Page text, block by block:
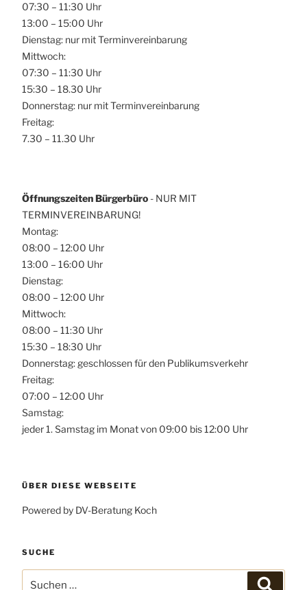
07:30 – 11:30 Uhr
13:00 – 15:00 Uhr
Dienstag: nur mit Terminvereinbarung
Mittwoch:
07:30 – 11:30 Uhr
15:30 – 18.30 Uhr
Donnerstag: nur mit Terminvereinbarung
Freitag:
7.30 – 11.30 Uhr
Öffnungszeiten Bürgerbüro - NUR MIT
TERMINVEREINBARUNG!
Montag:
08:00 – 12:00 Uhr
13:00 – 16:00 Uhr
Dienstag:
08:00 – 12:00 Uhr
Mittwoch:
08:00 – 11:30 Uhr
15:30 – 18:30 Uhr
Donnerstag: geschlossen für den Publikumsverkehr
Freitag:
07:00 – 12:00 Uhr
Samstag:
jeder 1. Samstag im Monat von 09:00 bis 12:00 Uhr
ÜBER DIESE WEBSEITE
Powered by DV-Beratung Koch
SUCHE